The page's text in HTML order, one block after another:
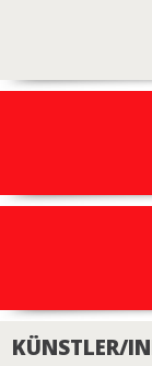
KÜNSTLER/